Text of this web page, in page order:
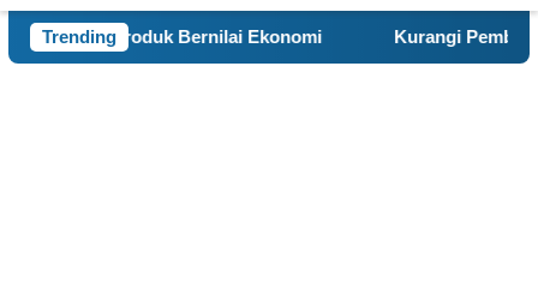
Trending
Produk Bernilai Ekonomi Kurangi Pembakaran